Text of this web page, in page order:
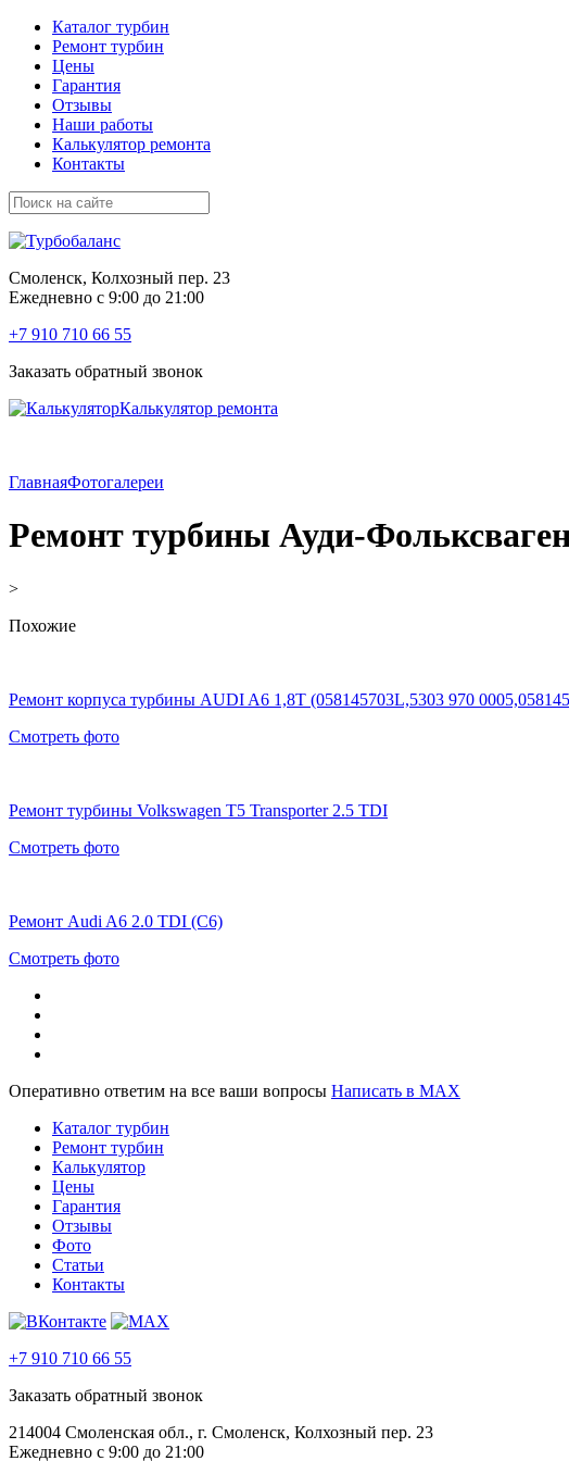
Каталог турбин
Ремонт турбин
Цены
Гарантия
Отзывы
Наши работы
Калькулятор ремонта
Контакты
Смоленск, Колхозный пер. 23
Ежедневно с 9:00 до 21:00
+7 910 710 66 55
Заказать обратный звонок
Калькулятор ремонта
ГлавнаяФотогалереи
Ремонт турбины Ауди-
>
Похожие
Ремонт корпуса турбины AUDI A6 1,8T (058145703L,5303 970
Смотреть фото
Ремонт турбины Volkswagen T5 Transporter 2.5 TDI
Смотреть фото
Ремонт Audi A6 2.0 TDI (C6)
Смотреть фото
Оперативно ответим на все ваши вопросы Написать в MAX
Каталог турбин
Ремонт турбин
Калькулятор
Цены
Гарантия
Отзывы
Фото
Статьи
Контакты
+7 910 710 66 55
Заказать обратный звонок
214004 Смоленская обл., г. Смоленск, Колхозный пер. 23
Ежедневно с 9:00 до 21:00